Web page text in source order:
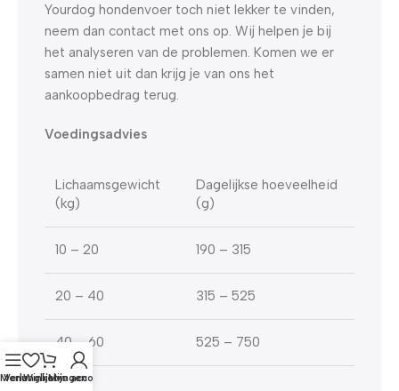
Yourdog hondenvoer toch niet lekker te vinden,
neem dan contact met ons op. Wij helpen je bij
het analyseren van de problemen. Komen we er
samen niet uit dan krijg je van ons het
aankoopbedrag terug.
Voedingsadvies
Lichaamsgewicht
(kg)
Dagelijkse hoeveelheid
(g)
10 – 20 190 – 315
20 – 40 315 – 525
40 – 60 525 – 750
Menu
Verlanglijst
Winkelwagen
Mijn account